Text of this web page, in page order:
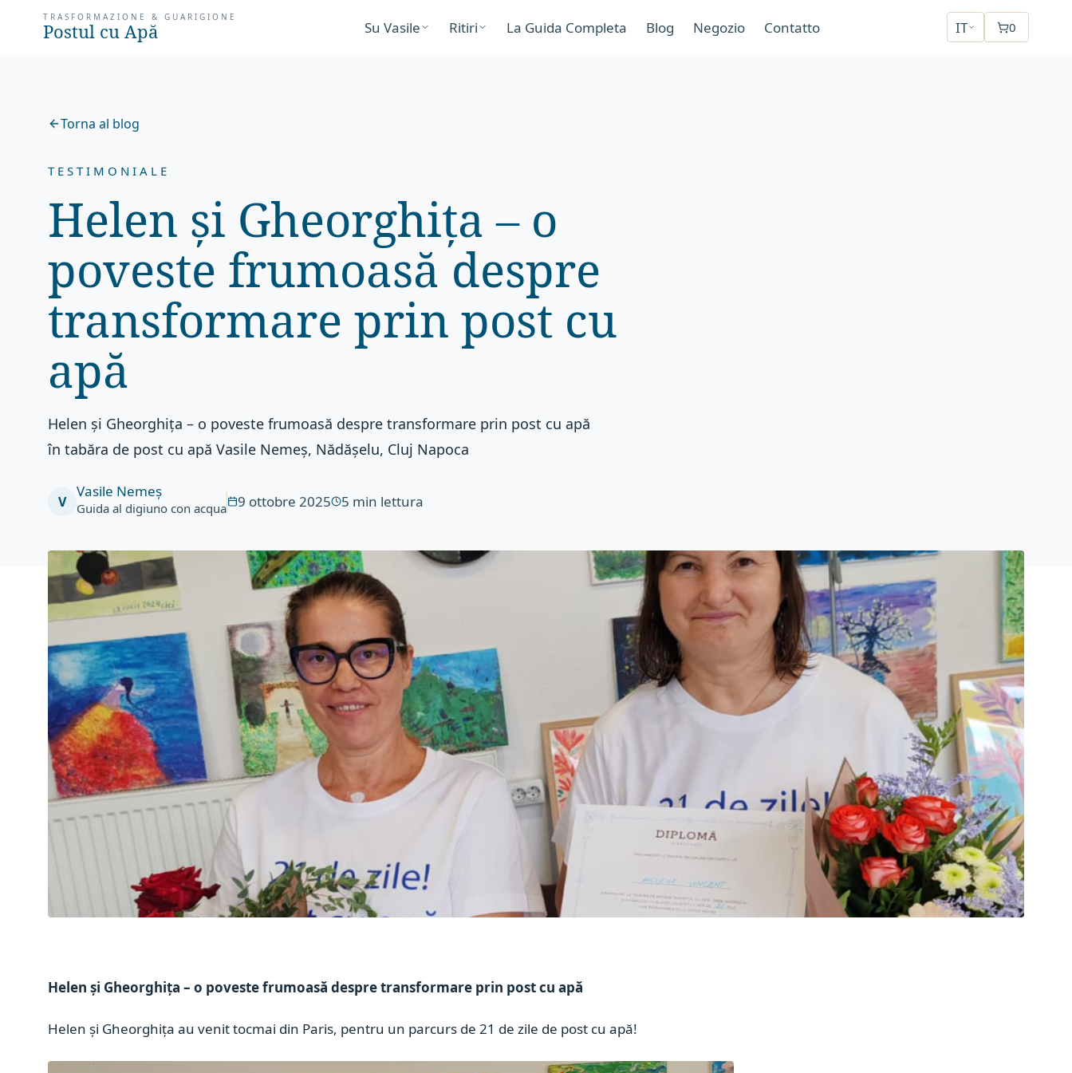
TRASFORMAZIONE & GUARIGIONE
Postul cu Apă Su Vasile Ritiri La Guida Completa Blog Negozio Contatto IT 0
Torna al blog
TESTIMONIALE
Helen și Gheorghița – o
poveste frumoasă despre
transformare prin post cu
apă
Helen și Gheorghița – o poveste frumoasă despre transformare prin post cu apă
în tabăra de post cu apă Vasile Nemeș, Nădășelu, Cluj Napoca
V
Vasile Nemeș
Guida al digiuno con acqua 9 ottobre 2025 5 min lettura
Helen și Gheorghița – o poveste frumoasă despre transformare prin post cu apă
Helen și Gheorghița au venit tocmai din Paris, pentru un parcurs de 21 de zile de post cu apă!